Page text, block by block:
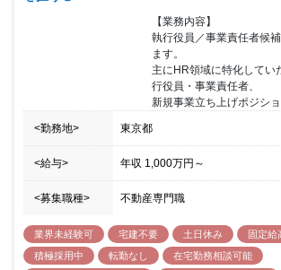
【業務内容】
執行役員／事業責任者候
ます。
主にHR領域に特化してい
行役員・事業責任者、
新規事業立ち上げポジシ
<勤務地> 東京都
<給与> 年収 1,000万円 ～
<募集職種> 不動産専門職
業界未経験可 宅建不要 土日休み
固定給
積極採用中
転勤なし
在宅勤務相談可能